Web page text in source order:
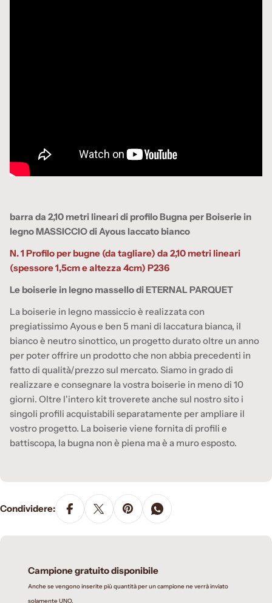
barra da 2,10 metri lineari di profilo Bugna per Boiserie in
legno MASSICCIO di Ayous laccato bianco
N. 1 Profilo per bugne (da tagliare) da 2,10 metri lineari
(spessore 1,5cm e altezza 4cm) P236
Le boiserie in legno massello di ETERNAL PARQUET
La boiserie in legno massiccio è realizzata con
pregiatissimo Ayous e ben 5 mani di laccatura bianca, il
bianco è neutro sinottico, un progetto durato oltre un anno
per poter offrire un prodotto che non abbia precedenti in
fatto di qualità/prezzo sul mercato. Siamo in grado di
realizzare e consegnare la vostra boiserie in meno di 10
giorni. Oltre l'intero kit troverete anche sul nostro sito i
singoli profili acquistabili separatamente per ampliare il
vostro progetto. La boiserie viene fornita di profili e
battiscopa, la bugna non è piena ma è a muro esposto.
Condividere:
Campione gratuito disponibile
Anche se vengono inserite più quantità per un campione ne verrà inviato
solamente UNO.